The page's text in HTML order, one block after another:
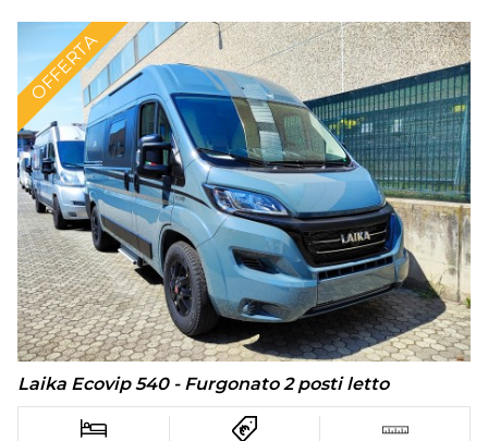
OFFERTA
Laika Ecovip 540 - Furgonato 2 posti letto